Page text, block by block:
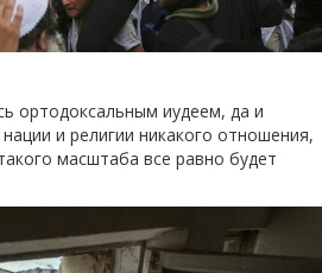
ортодоксальным иудеем, да и
и религии никакого отношения,
масштаба все равно будет